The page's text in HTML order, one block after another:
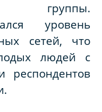
группы.
уровень
сетей, что
людей с
респондентов